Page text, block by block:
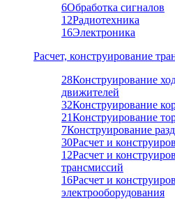
6Обработка сигналов
12Радиотехника
16Электроника
Расчет, конструирование
28Конструирование
движителей
32Конструирование
21Конструирование
7Конструирование
30Расчет и
12Расчет и
трансмиссий
16Расчет и
электрооборудования